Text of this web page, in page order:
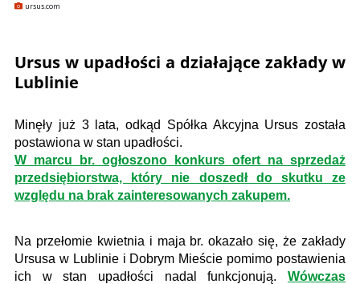
ursus.com
Ursus w upadłości a działające zakłady w
Lublinie
Minęły już 3 lata, odkąd Spółka Akcyjna Ursus została
postawiona w stan upadłości.
W marcu br. ogłoszono konkurs ofert na sprzedaż
przedsiębiorstwa, który nie doszedł do skutku ze
względu na brak zainteresowanych zakupem.
Na przełomie kwietnia i maja br. okazało się, że zakłady
Ursusa w Lublinie i Dobrym Mieście pomimo postawienia
ich w stan upadłości nadal funkcjonują. Wówczas